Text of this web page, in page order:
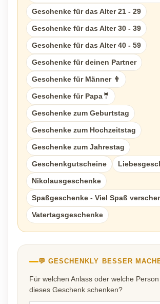
Geschenke für das Alter 21 - 29
Geschenke für das Alter 30 - 39
Geschenke für das Alter 40 - 59
Geschenke für deinen Partner
Geschenke für Männer 👨
Geschenke für Papa🤵
Geschenke zum Geburtstag
Geschenke zum Hochzeitstag
Geschenke zum Jahrestag
Geschenkgutscheine
Nikolausgeschenke
Spaßgeschenke - Viel Spaß
Vatertagsgeschenke
💬 GESCHENKLY BESSER
Für welchen Anlass oder welche
dieses Geschenk schenken?